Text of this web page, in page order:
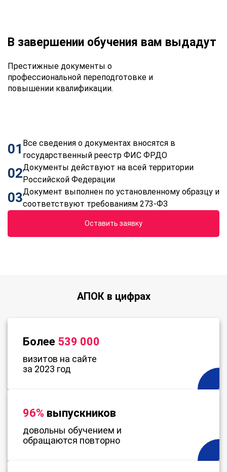
В завершении обучения вам выдадут
Престижные документы о
профессиональной переподготовке и
повышении квалификации.
01 Все сведения о документах вносятся в
государственный реестр ФИС ФРДО
02Документы действуют на всей территории
Российской Федерации
03Документ выполнен по установленному образцу и
соответствуют требованиям 273-ФЗ
Оставить заявку
АПОК в цифрах
Более 539 000
визитов на сайте
за 2023 год
96% выпускников
довольны обучением и
обращаются повторно